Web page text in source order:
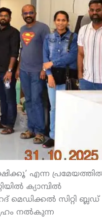
എന്ന
ക്യാമ്പില്‍
മെഡിക്കല്‍ സിറ്റി ബ്ലഡ്
നല്‍കുന്ന